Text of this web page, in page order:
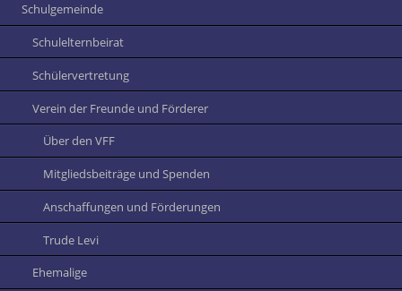
Schulgemeinde
Schulelternbeirat
Schülervertretung
Verein der Freunde und Förderer
Über den VFF
Mitgliedsbeiträge und Spenden
Anschaffungen und Förderungen
Trude Levi
Ehemalige